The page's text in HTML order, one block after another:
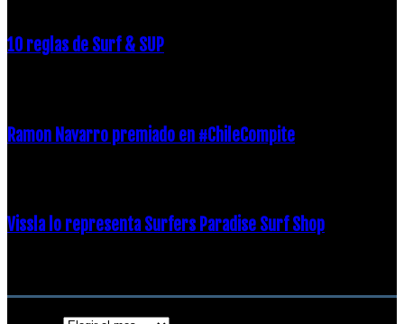
10 reglas de Surf & SUP
Ramon Navarro premiado en #ChileCompite
Vissla lo representa Surfers Paradise Surf Shop